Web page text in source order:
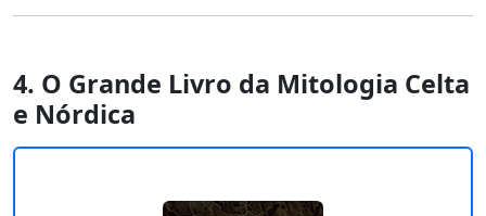
4. O Grande Livro da Mitologia Celta
e Nórdica